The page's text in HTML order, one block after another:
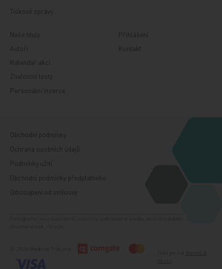
Tiskové zprávy
Naše tituly
Autoři
Kalendář akcí
Znalostní testy
Personální inzerce
Přihlášení
Kontakt
Obchodní podmínky
Ochrana osobních údajů
Podmínky užití
Obchodní podmínky předplatného
Odstoupení od smlouvy